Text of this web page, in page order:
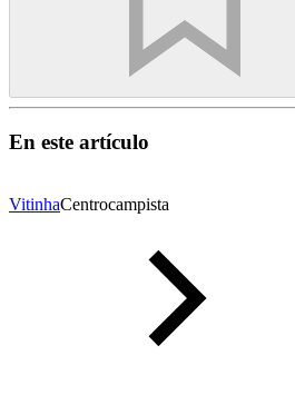
En este artículo
VitinhaCentrocampista